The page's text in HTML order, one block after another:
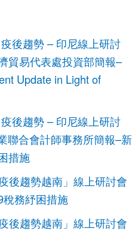
疫後趨勢 – 印尼線上研討
貿易代表處投資部簡報–
Update in Light of
疫後趨勢 – 印尼線上研討
聯合會計師事務所簡報–新
措施
後趨勢越南」線上研討會
務紓困措施
後趨勢越南」線上研討會